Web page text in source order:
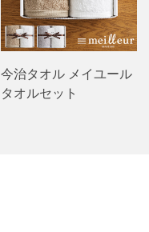
今治タオル メイユール
タオルセット